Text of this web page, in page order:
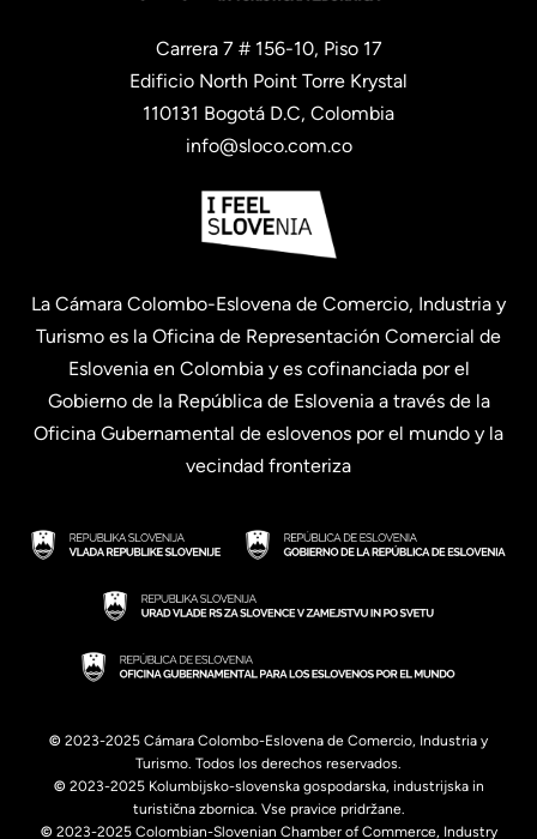
Carrera 7 # 156-10, Piso 17
Edificio North Point Torre Krystal
110131 Bogotá D.C, Colombia
info@sloco.com.co
La Cámara Colombo-Eslovena de Comercio, Industria y
Turismo es la Oficina de Representación Comercial de
Eslovenia en Colombia y es cofinanciada por el
Gobierno de la República de Eslovenia a través de la
Oficina Gubernamental de eslovenos por el mundo y la
vecindad fronteriza
© 2023-2025 Cámara Colombo-Eslovena de Comercio, Industria y
Turismo. Todos los derechos reservados.
© 2023-2025 Kolumbijsko-slovenska gospodarska, industrijska in
turistična zbornica. Vse pravice pridržane.
© 2023-2025 Colombian-Slovenian Chamber of Commerce, Industry